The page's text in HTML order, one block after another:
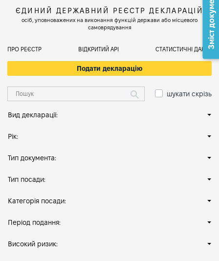
ЄДИНИЙ ДЕРЖАВНИЙ РЕЄСТР ДЕКЛАРАЦІЙ
осіб, уповноважених на виконання функцій держави або місцевого
самоврядування
ПРО РЕЄСТР ВІДКРИТИЙ АРІ СТАТИСТИЧНІ ДАНІ
Подати декларацію
шукати скрізь
Вид декларації:
Рік:
Тип документа:
Тип посади:
Категорія посади:
Період подання:
Високий ризик:
Зміст документа